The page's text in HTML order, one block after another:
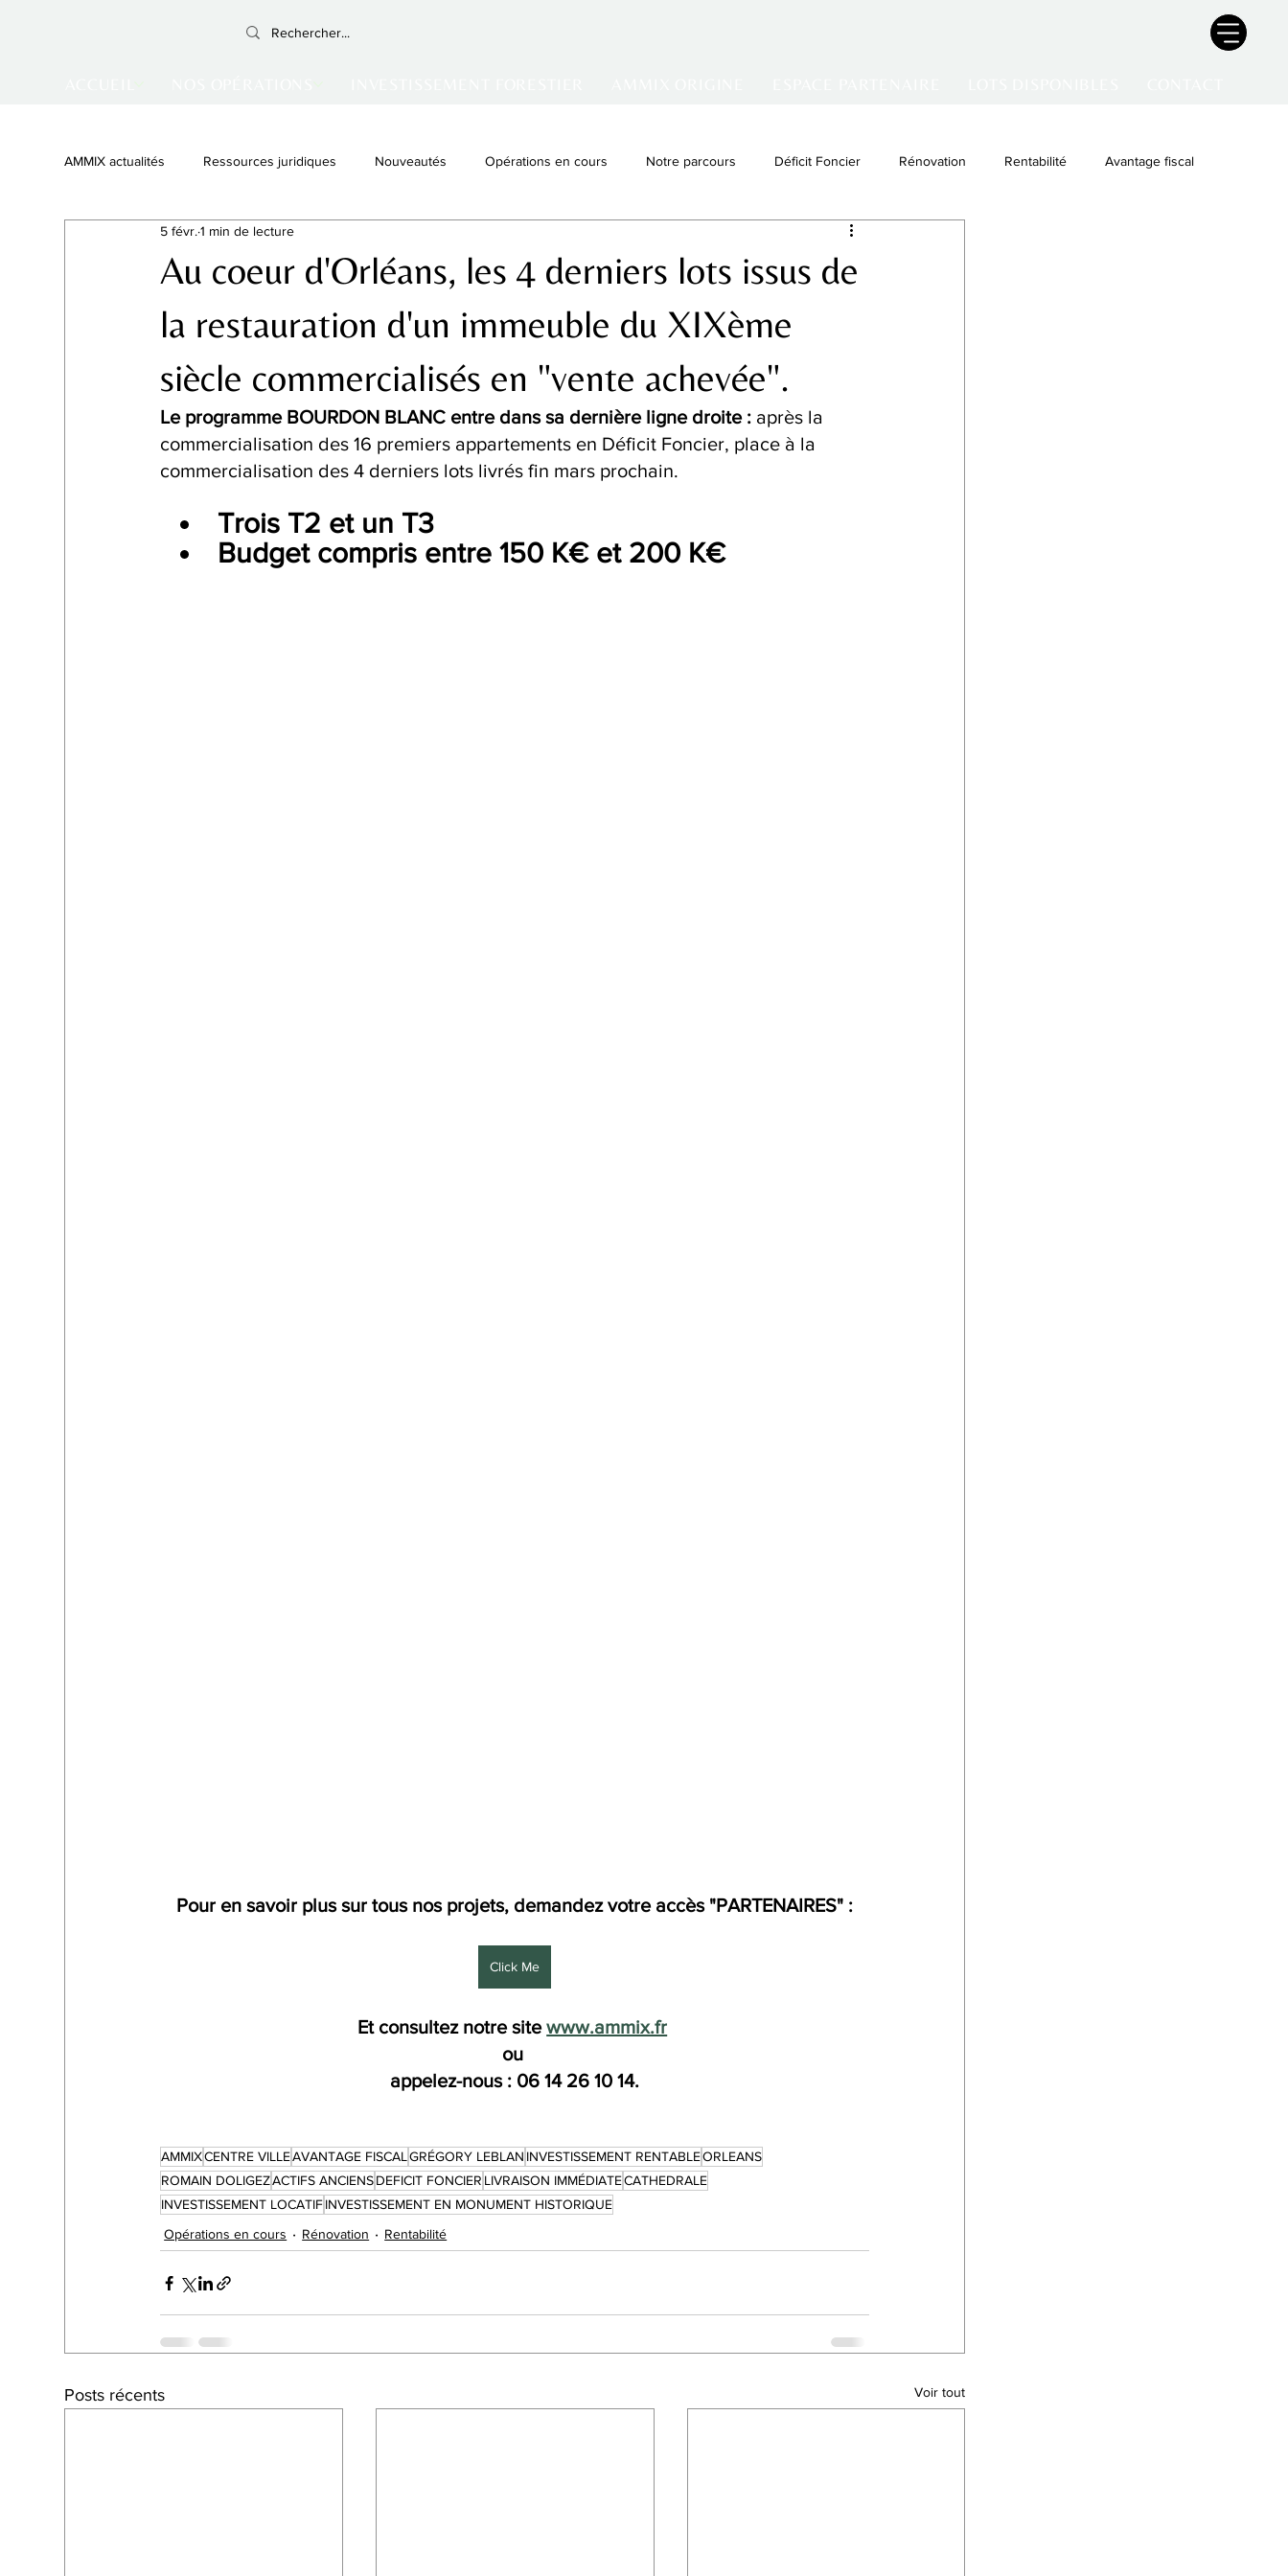
AMMIX actualités Ressources juridiques Nouveautés Opérations en cours Notre parcours Déficit Foncier Rénovation Rentabilité Avantage fiscal
Monument Historique Vente achevée
Au coeur d'Orléans, les 4 derniers lots issus de
la restauration d'un immeuble du XIXème
siècle commercialisés en "vente achevée".
5 févr. 1 min de lecture
Le programme BOURDON BLANC entre dans sa dernière ligne droite : après la
commercialisation des 16 premiers appartements en Déficit Foncier, place à la
commercialisation des 4 derniers lots livrés fin mars prochain.
Trois T2 et un T3
Budget compris entre 150 K€ et 200 K€
Pour en savoir plus sur tous nos projets, demandez votre accès "PARTENAIRES" :
Click Me
Et consultez notre site www.ammix.fr
ou
appelez-nous : 06 14 26 10 14.
AMMIXCENTRE VILLEAVANTAGE FISCALGRÉGORY LEBLAN INVESTISSEMENT RENTABLEORLEANS
ROMAIN DOLIGEZACTIFS ANCIENSDEFICIT FONCIER LIVRAISON IMMÉDIATECATHEDRALE
INVESTISSEMENT LOCATIFINVESTISSEMENT EN MONUMENT HISTORIQUE
Opérations en cours
Rénovation Rentabilité
Posts récents Voir tout